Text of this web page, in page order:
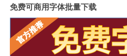
免费可商用字体批量下载